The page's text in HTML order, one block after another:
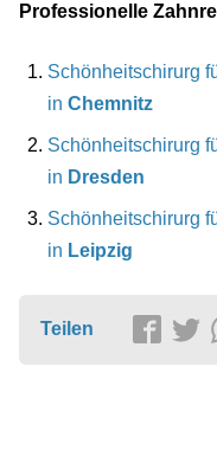
Professionelle
Schönheitschirurg
in Chemnitz
Schönheitschirurg
in Dresden
Schönheitschirurg
in Leipzig
Teilen